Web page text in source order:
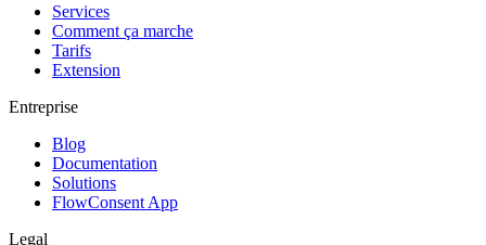
Services
Comment ça marche
Tarifs
Extension
Entreprise
Blog
Documentation
Solutions
FlowConsent App
Legal